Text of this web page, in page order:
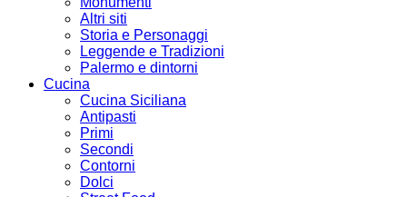
Altri siti
Storia e Personaggi
Leggende e Tradizioni
Palermo e dintorni
Cucina
Cucina Siciliana
Antipasti
Primi
Secondi
Contorni
Dolci